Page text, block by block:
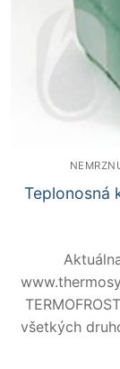
Teplonosná
všetkých